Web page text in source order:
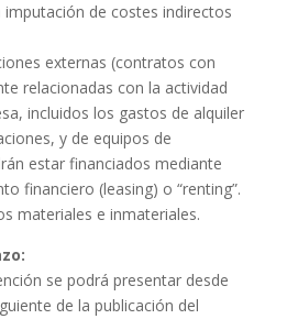
de costes indirectos
externas (contratos con
relacionadas con la actividad
incluidos los gastos de alquiler
y de equipos de
estar financiados mediante
financiero (leasing) o “renting”.
materiales e inmateriales.
se podrá presentar desde
de la publicación del